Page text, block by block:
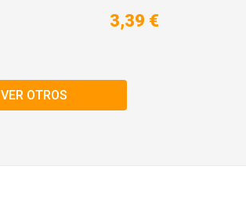
3,39 €
VER OTROS